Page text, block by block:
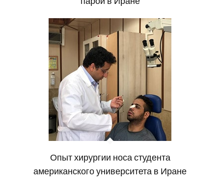
Опыт хирургии носа студента
американского университета в Иране